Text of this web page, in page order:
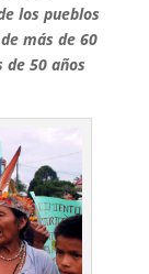
los pueblos
más de 60
50 años